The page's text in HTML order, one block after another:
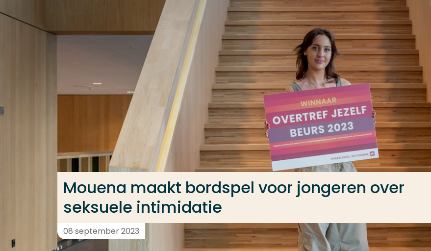
Mouena maakt bordspel voor jongeren over
seksuele intimidatie
08 september 2023
Opleiding